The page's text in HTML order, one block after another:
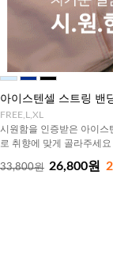
아이스텐셀 스트링 밴
FREE,L,XL
시원함을 인증받은 아이스
로 취향에 맞게 골라주세요
33,800원 26,800원